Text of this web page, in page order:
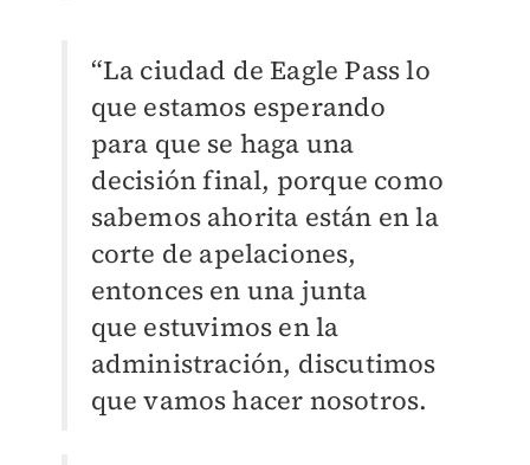
“La ciudad de Eagle Pass lo
que estamos esperando
para que se haga una
decisión final, porque como
sabemos ahorita están en la
corte de apelaciones,
entonces en una junta
que estuvimos en la
administración, discutimos
que vamos hacer nosotros.